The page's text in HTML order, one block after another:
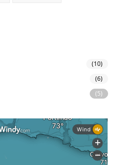
(10)
(6)
(5)